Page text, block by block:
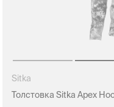
Sitka
Толстовка Sitka Apex